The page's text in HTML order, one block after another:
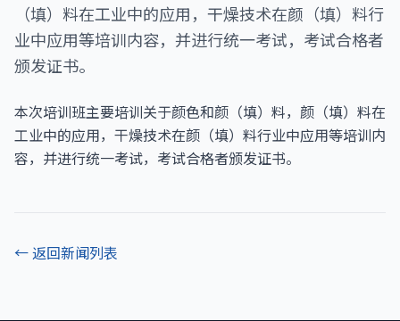
（填）料在工业中的应用，干燥技术在颜（填）料行
业中应用等培训内容，并进行统一考试，考试合格者
颁发证书。
本次培训班主要培训关于颜色和颜（填）料，颜（填）料在
工业中的应用，干燥技术在颜（填）料行业中应用等培训内
容，并进行统一考试，考试合格者颁发证书。
← 返回新闻列表